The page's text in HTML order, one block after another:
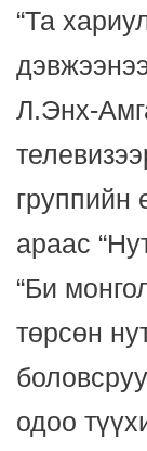
“Та
Л.Энх-
группийн
араас
“Би
төрсөн
одоо